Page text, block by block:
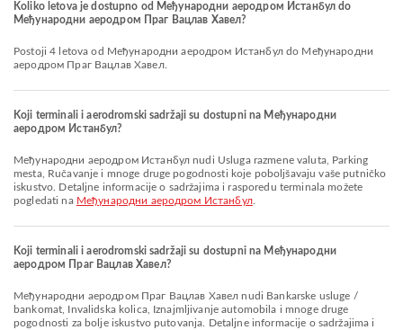
Koliko letova je dostupno od Међународни аеродром Истанбул do
Међународни аеродром Праг Вацлав Хавел?
Postoji 4 letova od Међународни аеродром Истанбул do Међународни
аеродром Праг Вацлав Хавел.
Koji terminali i aerodromski sadržaji su dostupni na Међународни
аеродром Истанбул?
Међународни аеродром Истанбул nudi Usluga razmene valuta, Parking
mesta, Ručavanje i mnoge druge pogodnosti koje poboljšavaju vaše putničko
iskustvo. Detaljne informacije o sadržajima i rasporedu terminala možete
pogledati na Међународни аеродром Истанбул.
Koji terminali i aerodromski sadržaji su dostupni na Међународни
аеродром Праг Вацлав Хавел?
Међународни аеродром Праг Вацлав Хавел nudi Bankarske usluge /
bankomat, Invalidska kolica, Iznajmljivanje automobila i mnoge druge
pogodnosti za bolje iskustvo putovanja. Detaljne informacije o sadržajima i